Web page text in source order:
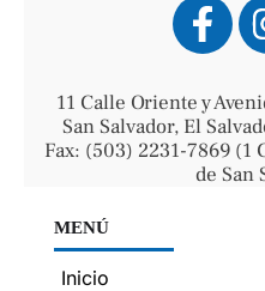
11 Calle Oriente y
San Salvador, El
Fax: (503) 2231-7869 (1
de San
MENÚ
Inicio